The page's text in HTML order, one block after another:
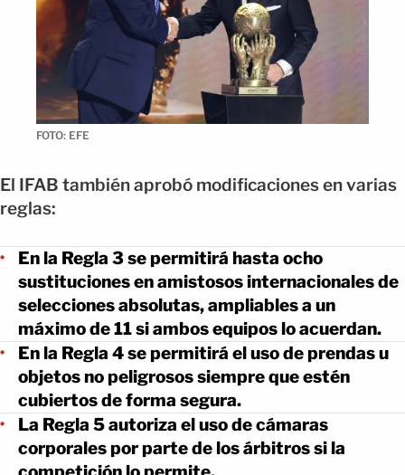
FOTO: EFE
El IFAB también aprobó modificaciones en varias
reglas:
En la Regla 3 se permitirá hasta ocho
sustituciones en amistosos internacionales de
selecciones absolutas, ampliables a un
máximo de 11 si ambos equipos lo acuerdan.
En la Regla 4 se permitirá el uso de prendas u
objetos no peligrosos siempre que estén
cubiertos de forma segura.
La Regla 5 autoriza el uso de cámaras
corporales por parte de los árbitros si la